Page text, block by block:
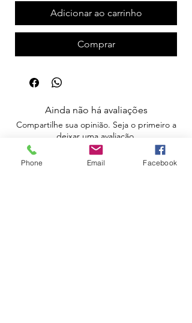
Adicionar ao carrinho
Comprar
Ainda não há avaliações
Compartilhe sua opinião. Seja o primeiro a
deixar uma avaliação.
Phone Email Facebook